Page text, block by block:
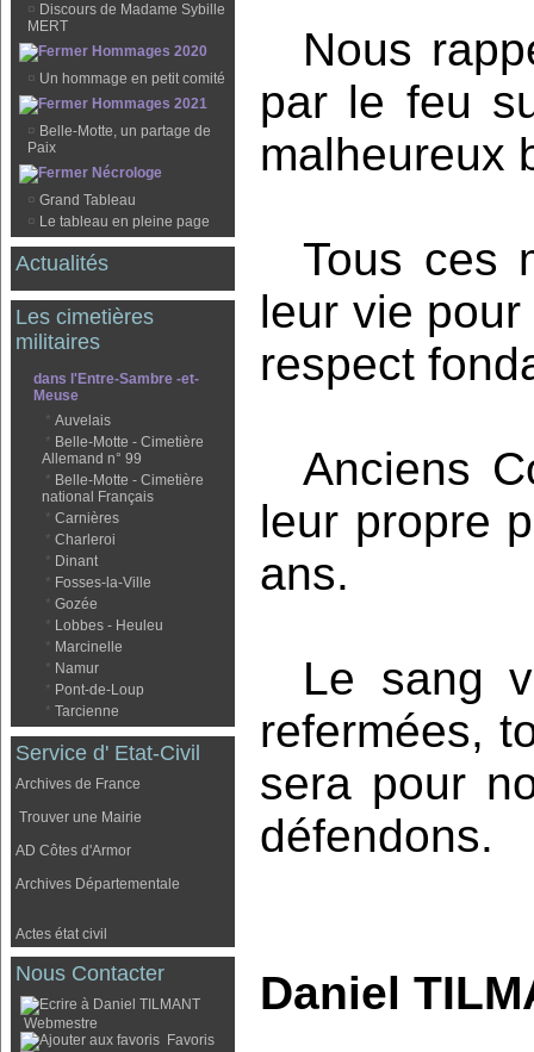
¤ Discours de Madame Sybille
MERT
Hommages 2020
¤ Un hommage en petit comité
Hommages 2021
¤ Belle-Motte, un partage de
Paix
Nécrologe
¤ Grand Tableau
¤ Le tableau en pleine page
Actualités
Les cimetières
militaires
dans l'Entre-Sambre -et-
Meuse
* Auvelais
* Belle-Motte - Cimetière
Allemand n° 99
* Belle-Motte - Cimetière
national Français
* Carnières
* Charleroi
* Dinant
* Fosses-la-Ville
* Gozée
* Lobbes - Heuleu
* Marcinelle
* Namur
* Pont-de-Loup
* Tarcienne
Service d' Etat-Civil
Archives de France
Trouver une Mairie
AD Côtes d'Armor
Archives Départementale
Actes état civil
Nous Contacter
Webmestre
Favoris
Nous
par le feu
malheureux
Tous ces
leur vie
respect
Anciens
leur propre
ans.
Le sang
refermées,
sera pour
défendons.
Daniel